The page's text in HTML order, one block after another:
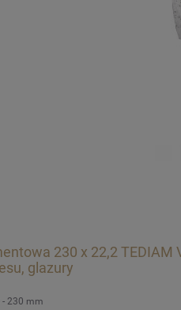
230 x 22,2 TEDIAM
glazury
- 230 mm